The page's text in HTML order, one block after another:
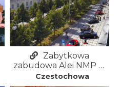
Zabytkowa
zabudowa Alei NMP w
Częstochowie
Częstochowa